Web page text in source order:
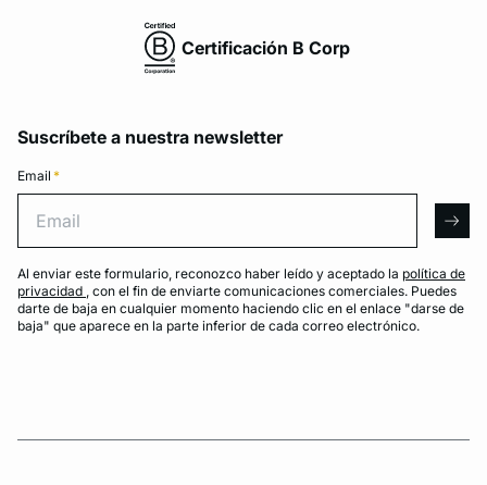
Certificación B Corp
Suscríbete a nuestra newsletter
Email *
Al enviar este formulario, reconozco haber leído y aceptado la política de
privacidad , con el fin de enviarte comunicaciones comerciales. Puedes
darte de baja en cualquier momento haciendo clic en el enlace "darse de
baja" que aparece en la parte inferior de cada correo electrónico.